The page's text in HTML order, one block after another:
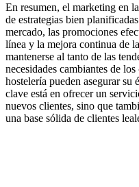
En resumen, el marketing en
de estrategias bien
mercado, las promociones
línea y la mejora continua de
mantenerse al tanto de las
necesidades cambiantes de
hostelería pueden asegurar
clave está en ofrecer un
nuevos clientes, sino que
una base sólida de clientes